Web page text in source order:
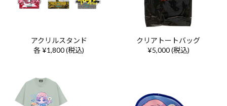
アクリルスタンド
各 ¥1,800 (税込)
クリアトートバッグ
¥5,000 (税込)